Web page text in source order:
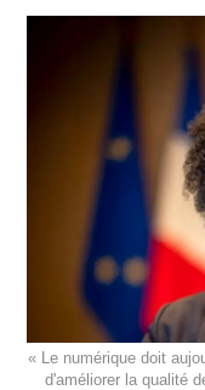
« Le numérique doit
d'améliorer la qualité